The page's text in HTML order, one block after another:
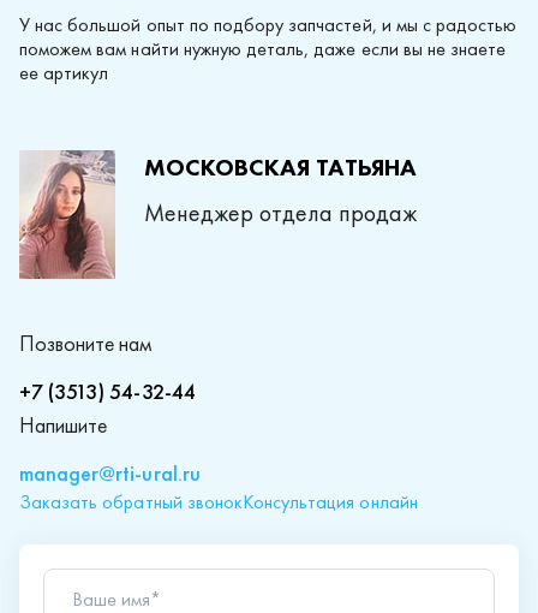
У нас большой опыт по подбору запчастей, и мы с радостью
поможем вам найти нужную деталь, даже если вы не знаете
ее артикул
МОСКОВСКАЯ ТАТЬЯНА
Менеджер отдела продаж
Позвоните нам
+7 (3513) 54-32-44
Напишите
manager@rti-ural.ru
Заказать обратный звонокКонсультация онлайн
Ваше имя*